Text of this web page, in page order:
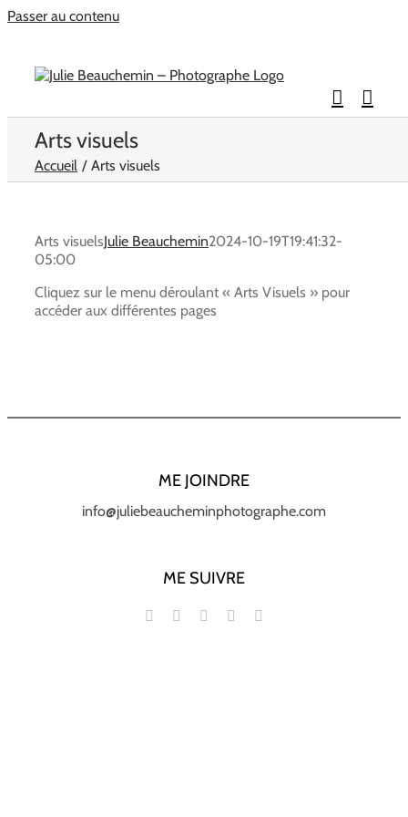
Passer au contenu
Arts visuels
Accueil Arts visuels
Arts visuelsJulie Beauchemin2024-10-19T19:41:32-
05:00
Cliquez sur le menu déroulant « Arts Visuels » pour
accéder aux différentes pages
ME JOINDRE
info@juliebeaucheminphotographe.com
ME SUIVRE